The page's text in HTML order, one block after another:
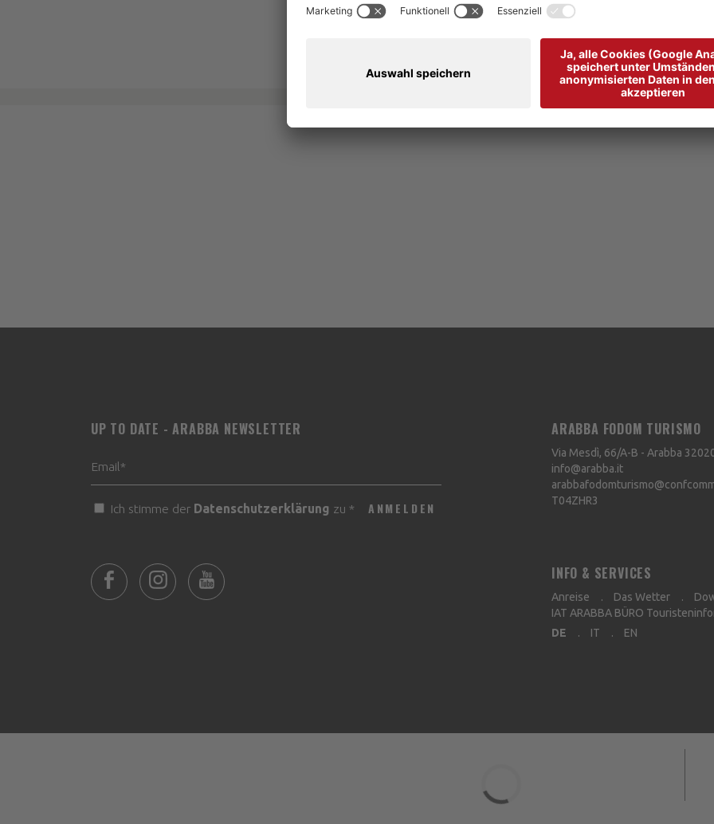
cookies akzeptieren, um diesen Inhalt ansehen zu
UP TO DATE - ARABBA NEWSLETTER
Ich stimme der Datenschutzerklärung zu * ANMELDEN
ARABBA FODOM TURISMO
Via Mesdì, 66/A-B - Arabba
info@arabba.it
T04ZHR3
INFO & SERVICES
Anreise Das Wetter
IAT ARABBA BÜRO
DE
IT EN